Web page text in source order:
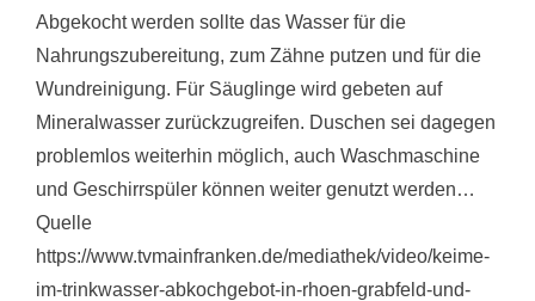
Abgekocht werden sollte das Wasser für die
Nahrungszubereitung, zum Zähne putzen und für die
Wundreinigung. Für Säuglinge wird gebeten auf
Mineralwasser zurückzugreifen. Duschen sei dagegen
problemlos weiterhin möglich, auch Waschmaschine
und Geschirrspüler können weiter genutzt werden…
Quelle
https://www.tvmainfranken.de/mediathek/video/keime-
im-trinkwasser-abkochgebot-in-rhoen-grabfeld-und-